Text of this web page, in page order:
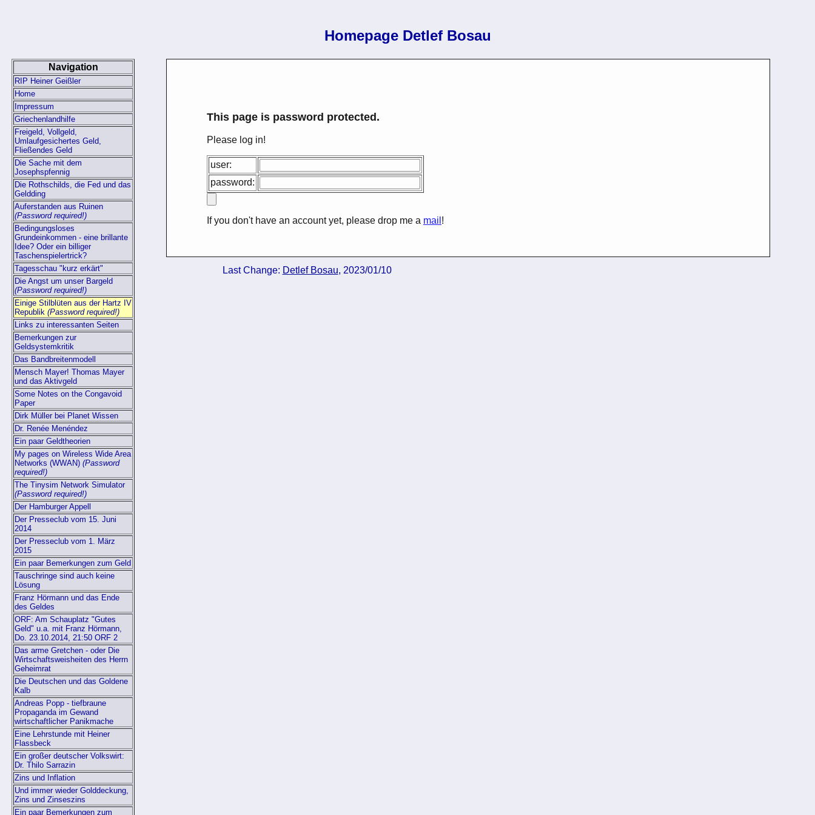
Homepage Detlef Bosau
Navigation
RIP Heiner Geißler
Home
Impressum
Griechenlandhilfe
Freigeld, Vollgeld,
Umlaufgesichertes Geld,
Fließendes Geld
Die Sache mit dem
Josephspfennig
Die Rothschilds, die Fed und das
Geldding
Auferstanden aus Ruinen
(Password required!)
Bedingungsloses
Grundeinkommen - eine brillante
Idee? Oder ein billiger
Taschenspielertrick?
Tagesschau "kurz erkärt"
Die Angst um unser Bargeld
(Password required!)
Einige Stilblüten aus der Hartz IV
Republik(Password required!)
Links zu interessanten Seiten
Bemerkungen zur
Geldsystemkritik
Das Bandbreitenmodell
Mensch Mayer! Thomas Mayer
und das Aktivgeld
Some Notes on the Congavoid
Paper
Dirk Müller bei Planet Wissen
Dr. Renée Menéndez
Ein paar Geldtheorien
My pages on Wireless Wide Area
Networks (WWAN)(Password
required!)
The Tinysim Network Simulator
(Password required!)
Der Hamburger Appell
Der Presseclub vom 15. Juni
2014
Der Presseclub vom 1. März
2015
Ein paar Bemerkungen zum Geld
Tauschringe sind auch keine
Lösung
Franz Hörmann und das Ende
des Geldes
ORF: Am Schauplatz "Gutes
Geld" u.a. mit Franz Hörmann,
Do. 23.10.2014, 21:50 ORF 2
Das arme Gretchen - oder Die
Wirtschaftsweisheiten des Herrn
Geheimrat
Die Deutschen und das Goldene
Kalb
Andreas Popp - tiefbraune
Propaganda im Gewand
wirtschaftlicher Panikmache
Eine Lehrstunde mit Heiner
Flassbeck
Ein großer deutscher Volkswirt:
Dr. Thilo Sarrazin
Zins und Inflation
Und immer wieder Golddeckung,
Zins und Zinseszins
Ein paar Bemerkungen zum
This page is password protected.
Please log in!
user:
password:
If you don't have an account yet, please drop me a mail !
Last Change: Detlef Bosau, 2023/01/10